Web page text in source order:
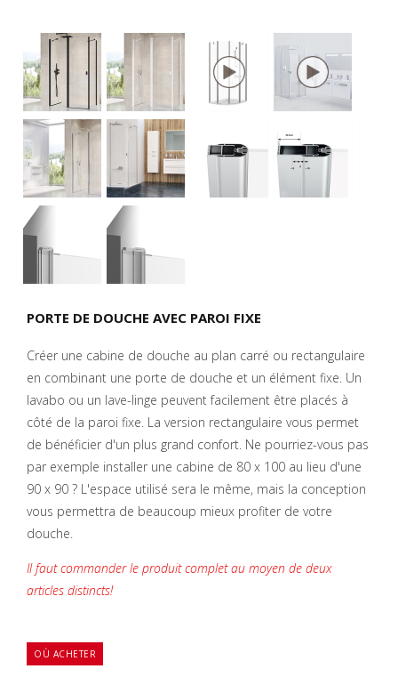
PORTE DE DOUCHE AVEC PAROI FIXE
Créer une cabine de douche au plan carré ou rectangulaire
en combinant une porte de douche et un élément fixe. Un
lavabo ou un lave-linge peuvent facilement être placés à
côté de la paroi fixe. La version rectangulaire vous permet
de bénéficier d'un plus grand confort. Ne pourriez-vous pas
par exemple installer une cabine de 80 x 100 au lieu d'une
90 x 90 ? L'espace utilisé sera le même, mais la conception
vous permettra de beaucoup mieux profiter de votre
douche.
Il faut commander le produit complet au moyen de deux
articles distincts!
OÙ ACHETER